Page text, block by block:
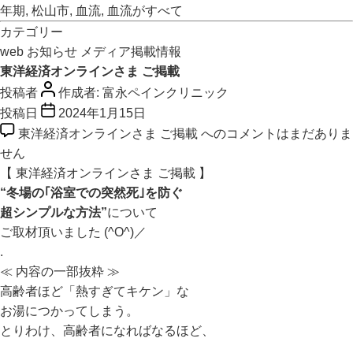
年期, 松山市, 血流, 血流がすべて
カテゴリー
web お知らせ メディア掲載情報
東洋経済オンラインさま ご掲載
投稿者
作成者: 富永ペインクリニック
投稿日
2024年1月15日
東洋経済オンラインさま ご掲載 へのコメントはまだありま
せん
【 東洋経済オンラインさま ご掲載 】
“冬場の｢浴室での突然死｣を防ぐ
超シンプルな方法”について
ご取材頂いました (^O^)／
.
≪ 内容の一部抜粋 ≫
高齢者ほど「熱すぎてキケン」な
お湯につかってしまう。
とりわけ、高齢者になればなるほど、